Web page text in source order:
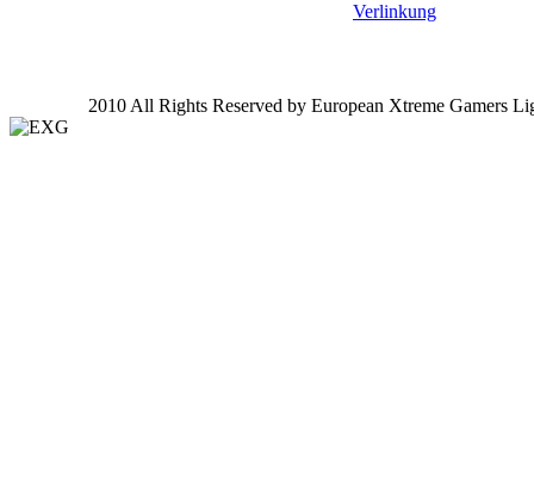
Verlinkung
2010 All Rights Reserved by European Xtreme Gamers